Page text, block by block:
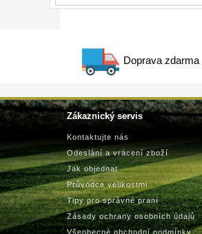
Doprava zdarma
Zákaznický servis
Kontaktujte nás
Odeslání a vrácení zboží
Jak objednat
Průvodce velikostmi
Tipy pro správné praní
Zásady ochrany osobních údajů
Všeobecné obchodní podmínky